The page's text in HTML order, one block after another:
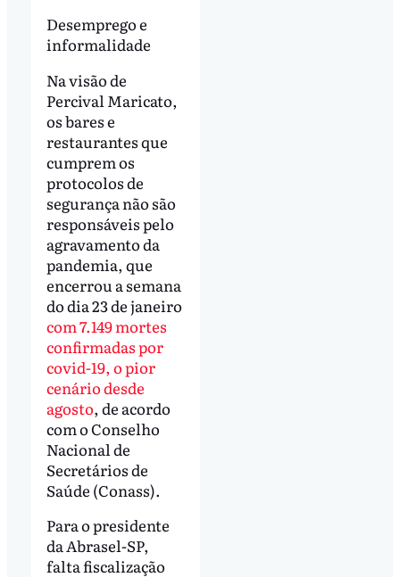
Desemprego e
informalidade
Na visão de
Percival Maricato,
os bares e
restaurantes que
cumprem os
protocolos de
segurança não são
responsáveis pelo
agravamento da
pandemia, que
encerrou a semana
do dia 23 de janeiro
com 7.149 mortes
confirmadas por
covid-19, o pior
cenário desde
agosto, de acordo
com o Conselho
Nacional de
Secretários de
Saúde (Conass).
Para o presidente
da Abrasel-SP,
falta fiscalização